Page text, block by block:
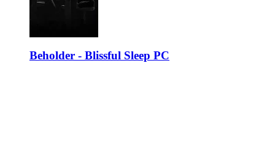
Beholder - Blissful Sleep PC